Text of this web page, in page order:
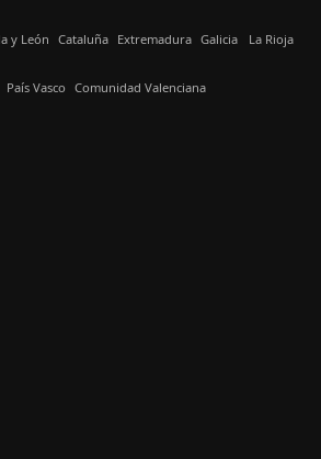
y León Cataluña Extremadura Galicia La Rioja
País Vasco Comunidad Valenciana